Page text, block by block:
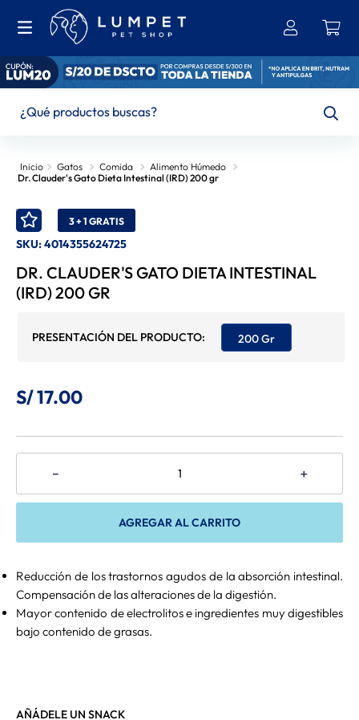
Gatos Comida
Alimento Húmedo
Dr. Clauder's Gato Dieta Intestinal (IRD) 200 gr
3 + 1 GRATIS
SKU:4014355624725
DR. CLAUDER'S GATO DIETA INTESTINAL
(IRD) 200 GR
200 Gr
S/17.00
＋
－
AGREGAR AL CARRITO
Reducción de los trastornos agudos de la absorción intestinal.
Compensación de las alteraciones de la digestión.
Mayor contenido de electrolitos e ingredientes muy digestibles
bajo contenido de grasas.
AÑÁDELE UN SNACK
TÉRMINOS MÁS BUSCADOS
2
3. Ownat
4. Leonardo
Hills
6. Churu
8. Belcando